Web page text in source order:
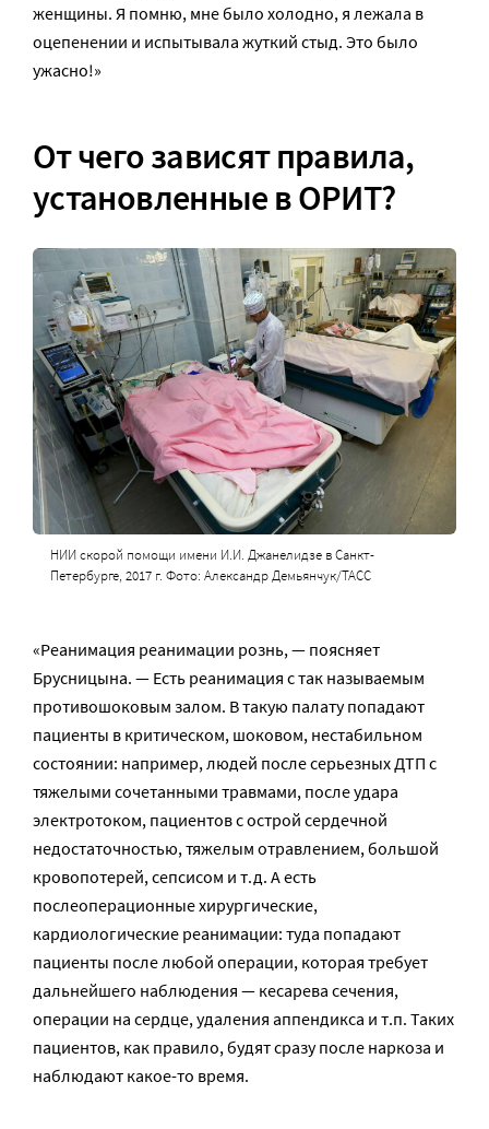
женщины. Я помню, мне было холодно, я лежала в
оцепенении и испытывала жуткий стыд. Это было
ужасно!»
От чего зависят правила,
установленные в ОРИТ?
НИИ скорой помощи имени И.И. Джанелидзе в Санкт-
Петербурге, 2017 г. Фото: Александр Демьянчук/ТАСС
«Реанимация реанимации рознь, — поясняет
Брусницына. — Есть реанимация с так называемым
противошоковым залом. В такую палату попадают
пациенты в критическом, шоковом, нестабильном
состоянии: например, людей после серьезных ДТП с
тяжелыми сочетанными травмами, после удара
электротоком, пациентов с острой сердечной
недостаточностью, тяжелым отравлением, большой
кровопотерей, сепсисом и т.д. А есть
послеоперационные хирургические,
кардиологические реанимации: туда попадают
пациенты после любой операции, которая требует
дальнейшего наблюдения — кесарева сечения,
операции на сердце, удаления аппендикса и т.п. Таких
пациентов, как правило, будят сразу после наркоза и
наблюдают какое-то время.